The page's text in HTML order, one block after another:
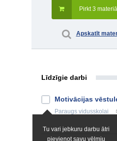
Pirkt 3
Apskatīt
Līdzīgie darbi
Tu vari jebkuru darbu ātri
pievienot savu vēlmju
Motivācijas
Paraugs vidusskolai